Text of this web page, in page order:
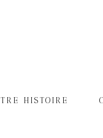
HISTOIRE